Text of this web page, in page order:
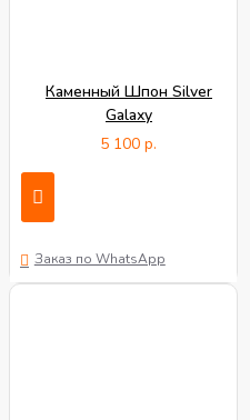
Каменный Шпон Silver
Galaxy
5 100 р.
Заказ по WhatsApp